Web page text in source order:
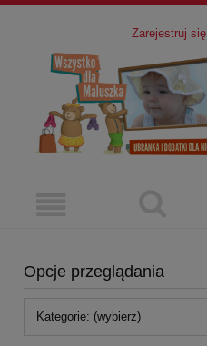
Zarejestruj się
Opcje przeglądania
Kategorie: (wybierz)